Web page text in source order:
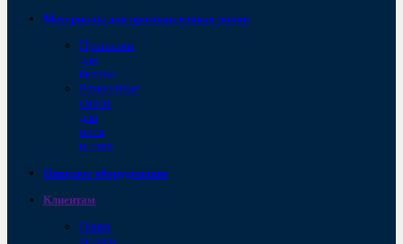
Материалы для промышленных полов
Пропитки
для
бетона
Ремонтные
смеси
для
пола
и стен
Пищевое оборудование
Клиентам
Наши
услуги